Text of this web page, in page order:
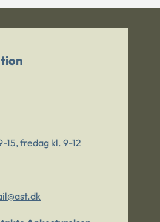
fredag kl. 9-12